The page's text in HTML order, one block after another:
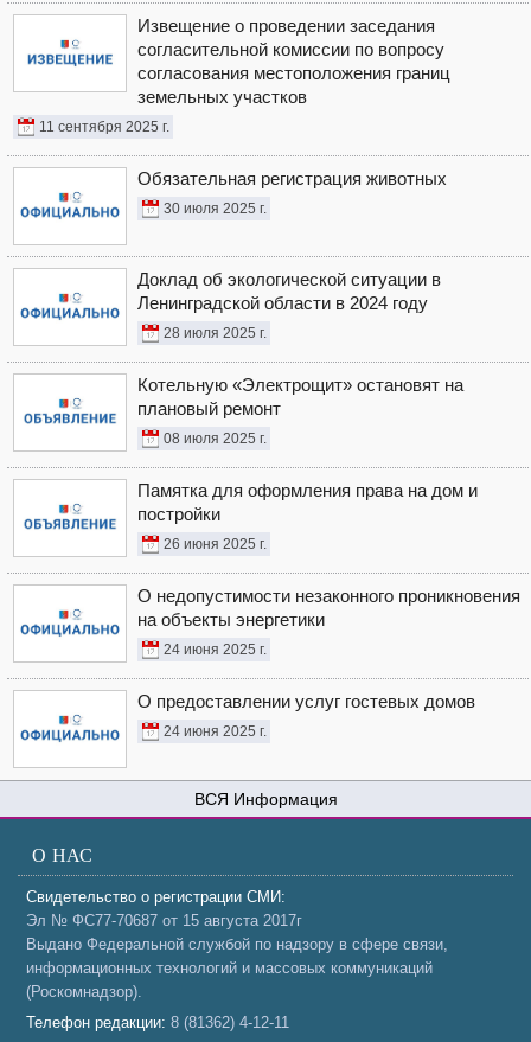
Извещение о проведении заседания
согласительной комиссии по вопросу
согласования местоположения границ
земельных участков
11 сентября 2025 г.
Обязательная регистрация животных
30 июля 2025 г.
Доклад об экологической ситуации в
Ленинградской области в 2024 году
28 июля 2025 г.
Котельную «Электрощит» остановят на
плановый ремонт
08 июля 2025 г.
Памятка для оформления права на дом и
постройки
26 июня 2025 г.
О недопустимости незаконного проникновения
на объекты энергетики
24 июня 2025 г.
О предоставлении услуг гостевых домов
24 июня 2025 г.
Информация
О НАС
Свидетельство о регистрации СМИ:
Эл № ФС77-70687 от 15 августа 2017г
Выдано Федеральной службой по надзору в сфере связи,
информационных технологий и массовых коммуникаций
(Роскомнадзор).
Телефон редакции: 8 (81362) 4-12-11